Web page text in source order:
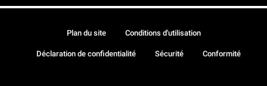
Plan du site Conditions d'utilisation
Déclaration de confidentialité Sécurité Conformité